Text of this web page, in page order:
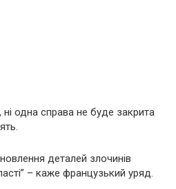
ні одна справа не буде закрита
деталей злочинів
– каже французький уряд.